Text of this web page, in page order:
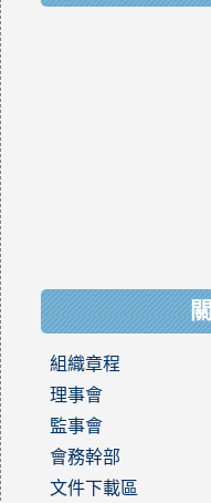
組織章程
理事會
監事會
會務幹部
文件下載區